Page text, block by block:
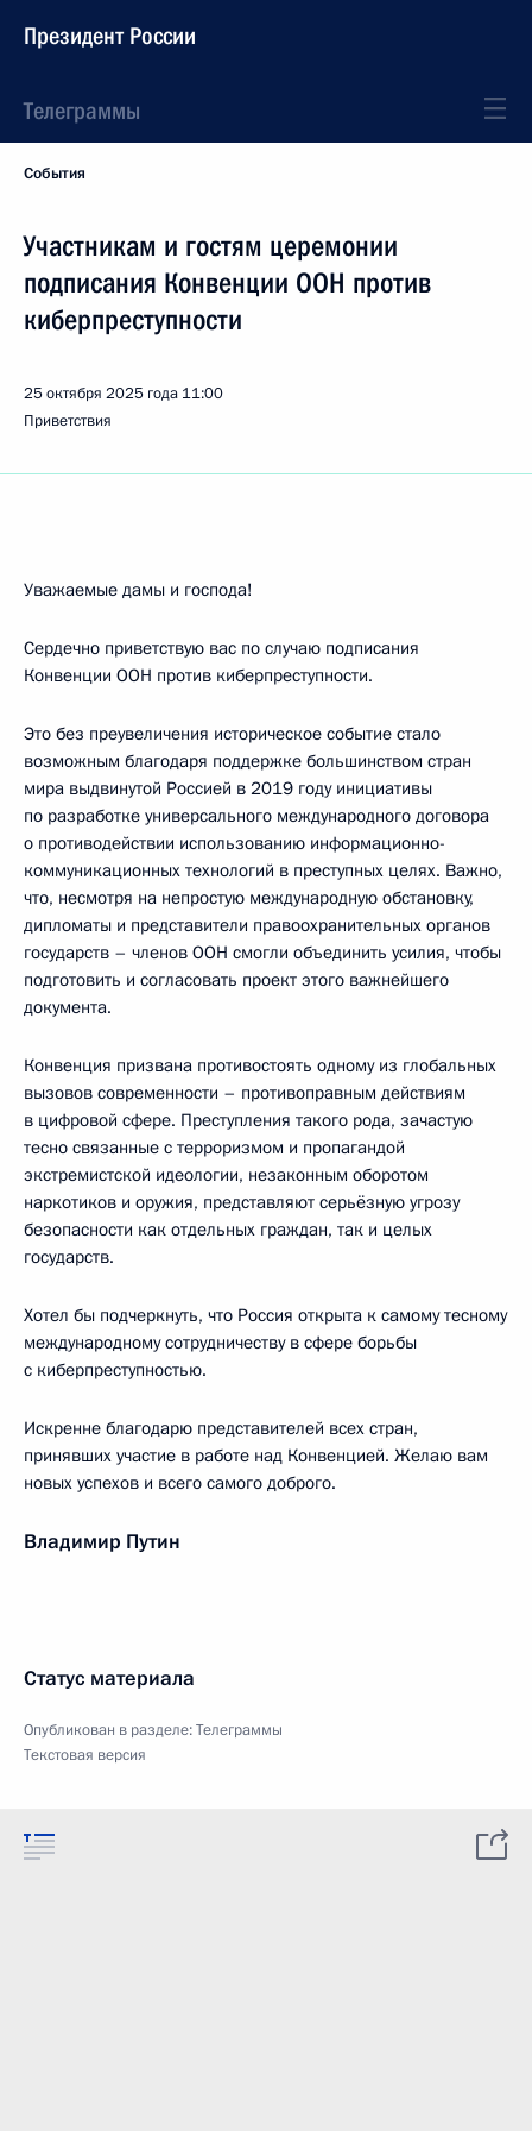
Президент России
Телеграммы
События
Участникам и гостям церемонии
подписания Конвенции ООН против
киберпреступности
25 октября 2025 года 11:00
Приветствия
Уважаемые дамы и господа!
Сердечно приветствую вас по случаю подписания
Конвенции ООН против киберпреступности.
Это без преувеличения историческое событие стало
возможным благодаря поддержке большинством стран
мира выдвинутой Россией в 2019 году инициативы
по разработке универсального международного договора
о противодействии использованию информационно-
коммуникационных технологий в преступных целях. Важно,
что, несмотря на непростую международную обстановку,
дипломаты и представители правоохранительных органов
государств – членов ООН смогли объединить усилия, чтобы
подготовить и согласовать проект этого важнейшего
документа.
Конвенция призвана противостоять одному из глобальных
вызовов современности – противоправным действиям
в цифровой сфере. Преступления такого рода, зачастую
тесно связанные с терроризмом и пропагандой
экстремистской идеологии, незаконным оборотом
наркотиков и оружия, представляют серьёзную угрозу
безопасности как отдельных граждан, так и целых
государств.
Хотел бы подчеркнуть, что Россия открыта к самому тесному
международному сотрудничеству в сфере борьбы
с киберпреступностью.
Искренне благодарю представителей всех стран,
принявших участие в работе над Конвенцией. Желаю вам
новых успехов и всего самого доброго.
Владимир Путин
Статус материала
Опубликован в разделе:Телеграммы
Текстовая версия